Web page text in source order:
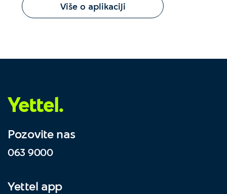
Više o aplikaciji
Yettel.
Pozovite nas
063 9000
Yettel app